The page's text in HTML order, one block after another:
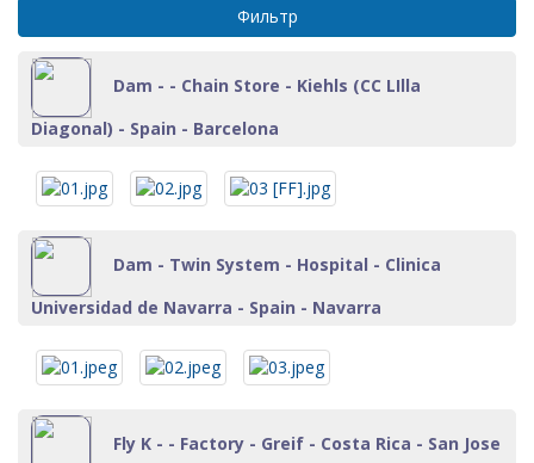
Фильтр
Dam - - Chain Store - Kiehls (CC LIlla
Diagonal) - Spain - Barcelona
Dam - Twin System - Hospital - Clinica
Universidad de Navarra - Spain - Navarra
Fly K - - Factory - Greif - Costa Rica - San Jose